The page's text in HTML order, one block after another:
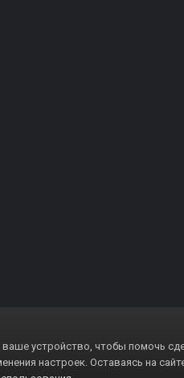
ваше устройство, чтобы помочь
настроек. Оставаясь на